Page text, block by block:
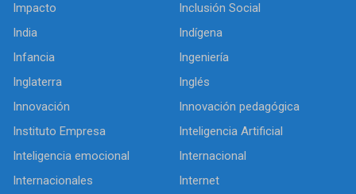
Impacto
Inclusión Social
India
Indígena
Infancia
Ingeniería
Inglaterra
Inglés
Innovación
Innovación pedagógica
Instituto Empresa
Inteligencia Artificial
Inteligencia emocional
Internacional
Internacionales
Internet